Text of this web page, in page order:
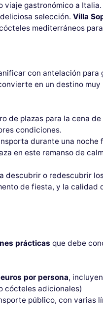
gastronómico a
selección. Villa
mediterráneos
con antelación
en un destino
de plazas para la cena
condiciones.
durante una
en este remanso de
descubrir o redescubrir
de fiesta, y la
prácticas que debe
por persona,
cócteles adicionales)
público, con varias